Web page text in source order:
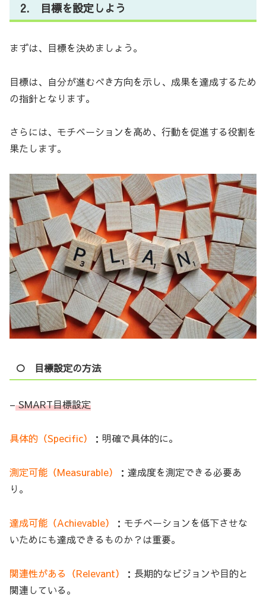
2. 目標を設定しよう
まずは、目標を決めましょう。
目標は、自分が進むべき方向を示し、成果を達成するため
の指針となります。
さらには、モチベーションを高め、行動を促進する役割を
果たします。
○ 目標設定の方法
–SMART目標設定
具体的（Specific） ：明確で具体的に。
測定可能（Measurable）
：達成度を測定できる必要あ
り。
達成可能（Achievable）
：モチベーションを低下させな
いためにも達成できるものか？は重要。
関連性がある（Relevant）
：長期的なビジョンや目的と
関連している。